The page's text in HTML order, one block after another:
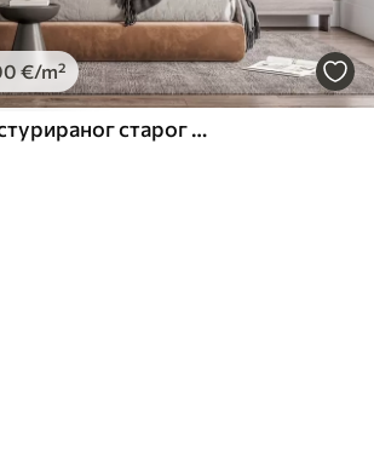
€/m²
имитација текстурираног старог зида